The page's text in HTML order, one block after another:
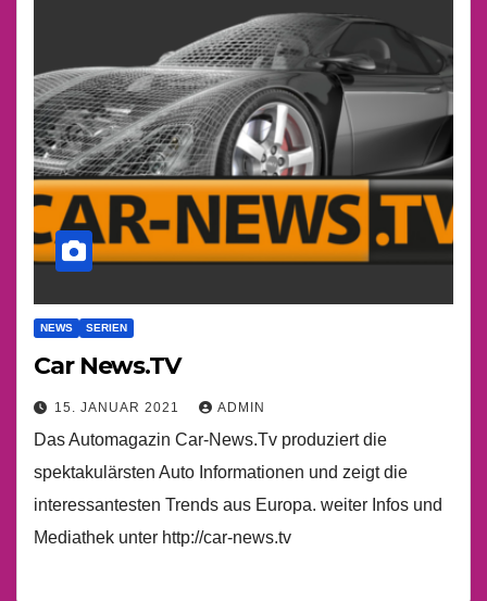
NEWS SERIEN
Car News.TV
15. JANUAR 2021 ADMIN
Das Automagazin Car-News.Tv produziert die
spektakulärsten Auto Informationen und zeigt die
interessantesten Trends aus Europa. weiter Infos und
Mediathek unter http://car-news.tv